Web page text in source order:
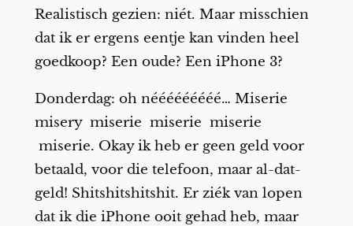
Realistisch gezien: niét. Maar misschien
dat ik er ergens eentje kan vinden heel
goedkoop? Een oude? Een iPhone 3?
Donderdag: oh nééééééééé… Miserie
misery miserie miserie miserie
miserie. Okay ik heb er geen geld voor
betaald, voor die telefoon, maar al-dat-
geld! Shitshitshitshit. Er ziék van lopen
dat ik die iPhone ooit gehad heb, maar